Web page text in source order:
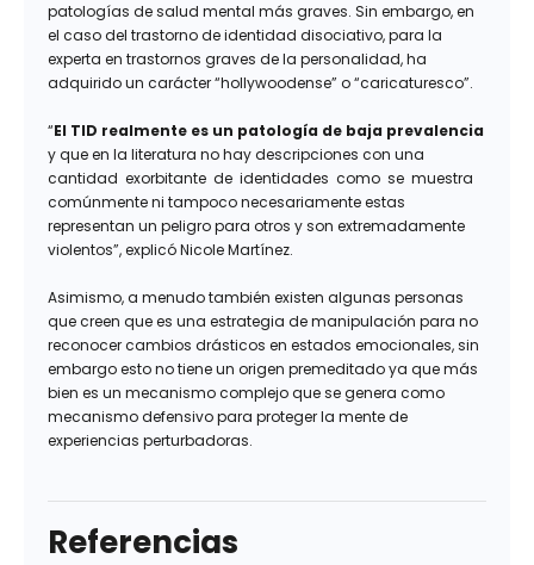
patologías de salud mental más graves. Sin embargo, en
el caso del trastorno de identidad disociativo, para la
experta en trastornos graves de la personalidad, ha
adquirido un carácter “hollywoodense” o “caricaturesco”.
“El TID realmente es un patología de baja prevalencia
y que en la literatura no hay descripciones con una
cantidad exorbitante de identidades como se muestra
comúnmente ni tampoco necesariamente estas
representan un peligro para otros y son extremadamente
violentos”, explicó Nicole Martínez.
Asimismo, a menudo también existen algunas personas
que creen que es una estrategia de manipulación para no
reconocer cambios drásticos en estados emocionales, sin
embargo esto no tiene un origen premeditado ya que más
bien es un mecanismo complejo que se genera como
mecanismo defensivo para proteger la mente de
experiencias perturbadoras.
Referencias